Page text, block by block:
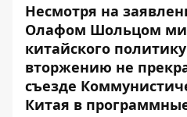
Несмотря на
Олафом Шольцом
китайского
вторжению не
съезде
Китая в